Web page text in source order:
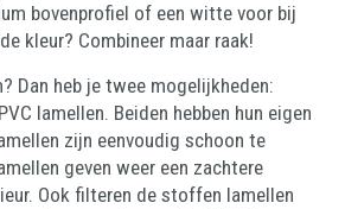
bovenprofiel of een witte voor bij
kleur? Combineer maar raak!
Dan heb je twee mogelijkheden:
lamellen. Beiden hebben hun eigen
zijn eenvoudig schoon te
geven weer een zachtere
Ook filteren de stoffen lamellen